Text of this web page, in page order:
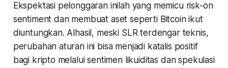
Ekspektasi pelonggaran inilah yang memicu risk-on
sentiment dan membuat aset seperti Bitcoin ikut
diuntungkan. Alhasil, meski SLR terdengar teknis,
perubahan aturan ini bisa menjadi katalis positif
bagi kripto melalui sentimen likuiditas dan spekulasi